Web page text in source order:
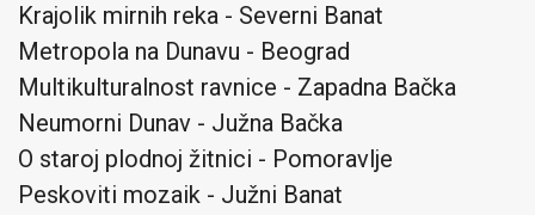
Krajolik mirnih reka - Severni Banat
Metropola na Dunavu - Beograd
Multikulturalnost ravnice - Zapadna Bačka
Neumorni Dunav - Južna Bačka
O staroj plodnoj žitnici - Pomoravlje
Peskoviti mozaik - Južni Banat